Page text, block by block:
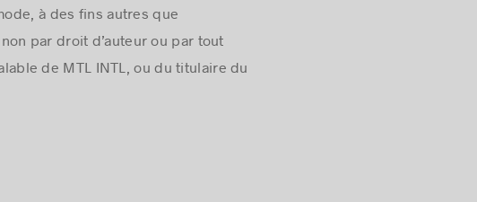
à des fins autres que
par droit d’auteur ou par tout
de MTL INTL, ou du titulaire du